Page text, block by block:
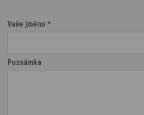
Vaše jméno *
Poznámka